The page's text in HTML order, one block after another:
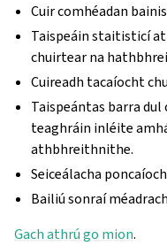
Cuir comhéadan
Taispeáin staitisticí
chuirtear na
Cuireadh tacaíocht
Taispeántas barra dul
teaghráin inléite
athbhreithnithe.
Seiceálacha
Bailiú sonraí
Gach athrú go mion.